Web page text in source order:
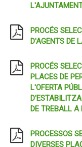
PROCÉS
D'AGENTS DE
PROCÉS
PLACES DE
L'OFERTA
DE TREBALL
PROCESSOS
DIVERSES